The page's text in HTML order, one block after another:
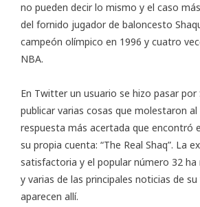
no pueden decir lo mismo y el caso
del fornido jugador de baloncesto
campeón olímpico en 1996 y cuatro
NBA.
En Twitter un usuario se hizo pasar por
publicar varias cosas que molestaron
respuesta más acertada que encontró
su propia cuenta: “The Real Shaq”. La
satisfactoria y el popular número 32
y varias de las principales noticias de
aparecen allí.